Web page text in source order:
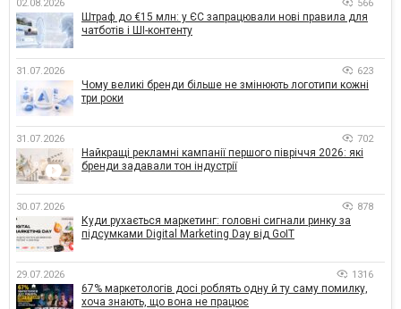
02.08.2026 566
Штраф до €15 млн: у ЄС запрацювали нові правила для
чатботів і ШІ-контенту
31.07.2026 623
Чому великі бренди більше не змінюють логотипи кожні
три роки
31.07.2026 702
Найкращі рекламні кампанії першого півріччя 2026: які
бренди задавали тон індустрії
30.07.2026 878
Куди рухається маркетинг: головні сигнали ринку за
підсумками Digital Marketing Day від GoIT
29.07.2026 1316
67% маркетологів досі роблять одну й ту саму помилку,
хоча знають, що вона не працює